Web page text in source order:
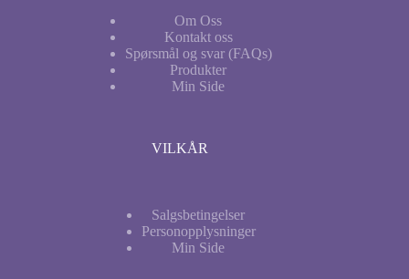
Om Oss
Kontakt oss
Spørsmål og svar (FAQs)
Produkter
Min Side
VILKÅR
Salgsbetingelser
Personopplysninger
Min Side